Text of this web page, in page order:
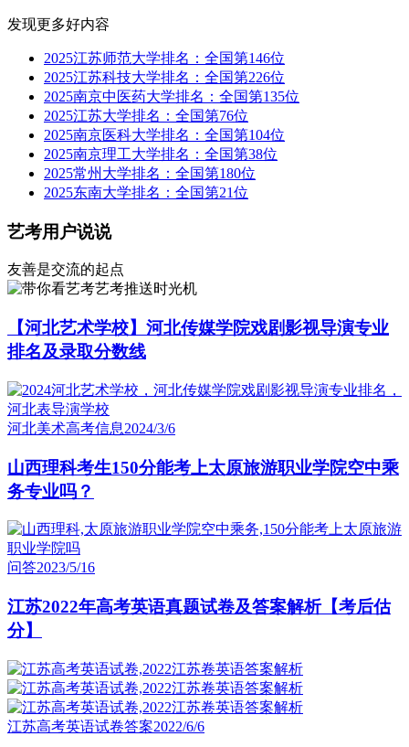
发现更多好内容
2025江苏师范大学排名：全国第146位
2025江苏科技大学排名：全国第226位
2025南京中医药大学排名：全国第135位
2025江苏大学排名：全国第76位
2025南京医科大学排名：全国第104位
2025南京理工大学排名：全国第38位
2025常州大学排名：全国第180位
2025东南大学排名：全国第21位
艺考用户说说
友善是交流的起点
艺考推送时光机
【河北艺术学校】河北传媒学院戏剧影视导演专业
排名及录取分数线
河北美术高考信息2024/3/6
山西理科考生150分能考上太原旅游职业学院空中乘
务专业吗？
问答2023/5/16
江苏2022年高考英语真题试卷及答案解析【考后估
分】
江苏高考英语试卷答案2022/6/6